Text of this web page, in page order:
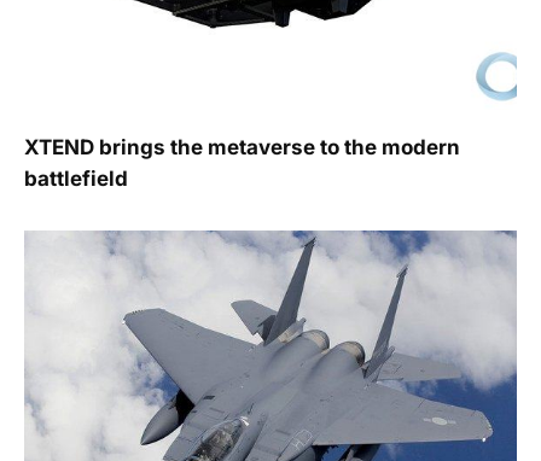
XTEND brings the metaverse to the modern
battlefield